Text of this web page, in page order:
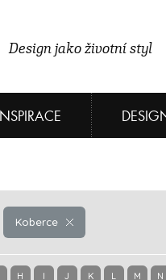
Design jako životní styl
INSPIRACE
Koberce
H I J K L M N